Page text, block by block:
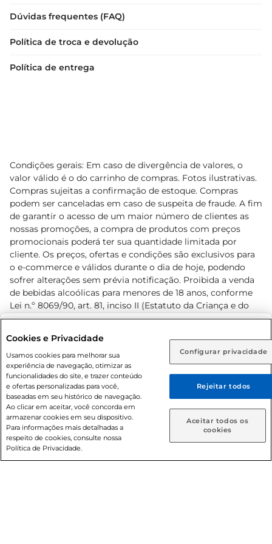
Rio de Janeiro (RJ) Goiás (GO)
Ou
Caso queira comprar online, informe como deseja receber
suas compras:
Entrega em casa Retire em Loja
Dúvidas frequentes (FAQ)
Política de troca e devolução
Política de entrega
Condições gerais: Em caso de divergência de valores, o
valor válido é o do carrinho de compras. Fotos ilustrativas.
Compras sujeitas a confirmação de estoque. Compras
podem ser canceladas em caso de suspeita de fraude. A fim
de garantir o acesso de um maior número de clientes as
nossas promoções, a compra de produtos com preços
promocionais poderá ter sua quantidade limitada por
cliente. Os preços, ofertas e condições são exclusivos para
o e-commerce e válidos durante o dia de hoje, podendo
sofrer alterações sem prévia notificação. Proibida a venda
de bebidas alcoólicas para menores de 18 anos, conforme
Lei n.º 8069/90, art. 81, inciso II (Estatuto da Criança e do
Adolescente). Preços e condições exclusivos para o
prévio. O valor mínimo para as compras on-line é de R$
80,00.
© 2026 Copyright. Todos os direitos
reservados Prezunic.
Cookies e Privacidade
Usamos cookies para melhorar sua
experiência de navegação, otimizar as
funcionalidades do site, e trazer conteúdo
e ofertas personalizadas para você,
baseadas em seu histórico de navegação.
Ao clicar em aceitar, você concorda em
armazenar cookies em seu dispositivo.
Para informações mais detalhadas a
respeito de cookies, consulte nossa
Política de Privacidade.
Configurar privacidade
Rejeitar todos
Aceitar todos os
cookies